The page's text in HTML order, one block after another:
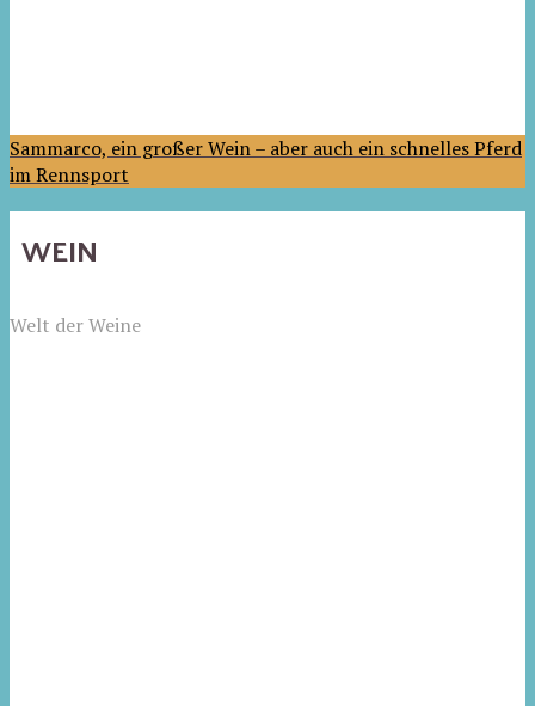
Sammarco, ein großer Wein – aber auch ein schnelles Pferd
im Rennsport
WEIN
Welt der Weine